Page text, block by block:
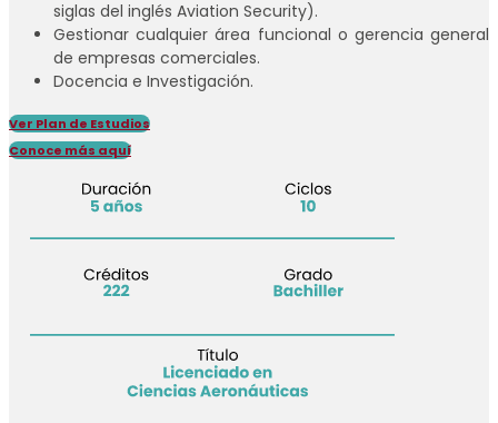
siglas del inglés Aviation Security).
Gestionar cualquier área funcional o gerencia general
de empresas comerciales.
Docencia e Investigación.
Ver Plan de Estudios
Conoce más aquí